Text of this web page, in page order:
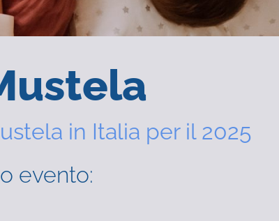
in Italia per il 2025
evento: